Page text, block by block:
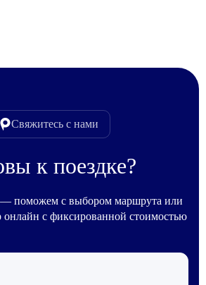
Свяжитесь с нами
к поездке?
поможем с выбором маршрута или
с фиксированной стоимостью